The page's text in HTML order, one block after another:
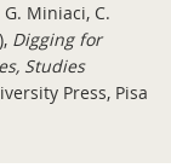
G. Miniaci, C.
Digging for
Studies
Press, Pisa